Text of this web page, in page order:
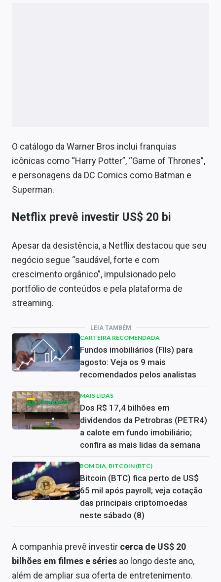
O catálogo da Warner Bros inclui franquias
icônicas como “Harry Potter”, “Game of Thrones”,
e personagens da DC Comics como Batman e
Superman.
Netflix prevê investir US$ 20 bi
Apesar da desistência, a Netflix destacou que seu
negócio segue “saudável, forte e com
crescimento orgânico”, impulsionado pelo
portfólio de conteúdos e pela plataforma de
streaming.
LEIA TAMBÉM
CARTEIRA RECOMENDADA
Fundos imobiliários (FIIs) para
agosto: Veja os 9 mais
recomendados pelos analistas
MAIS LIDAS
Dos R$ 17,4 bilhões em
dividendos da Petrobras (PETR4)
a calote em fundo imobiliário;
confira as mais lidas da semana
BOM DIA, BITCOIN (BTC)
Bitcoin (BTC) fica perto de US$
65 mil após payroll; veja cotação
das principais criptomoedas
neste sábado (8)
A companhia prevê investir cerca de US$ 20
bilhões em filmes e séries ao longo deste ano,
além de ampliar sua oferta de entretenimento.